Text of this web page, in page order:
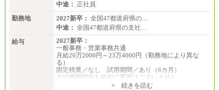
中途： 正社員
勤務地
2027新卒： 全国47都道府県の…
中途： 全国47都道府県の支社…
給与
2027新卒：
一般事務・営業事務共通
月給20万2000円～23万4000円（勤務地により異な
る）
固定残業／なし 試用期間／あり（6カ月）
※試用期間中も給与に変更はございません
+ 続きを読む